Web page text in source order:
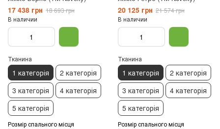
17 438 грн 18 693 грн
В наличии
Тканина
1 категорія
2 категорія
3 категорія
4 категорія
5 категорія
Розмір спального місця
20 125 грн 21 574 грн
В наличии
Тканина
1 категорія
2 категорія
3 категорія
4 категорія
5 категорія
Розмір спального місця